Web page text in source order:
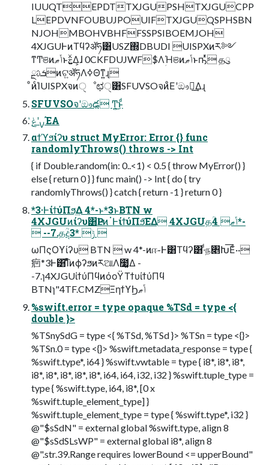
IUUQTEPDTTXJGUPSHTXJGUCPP
LEPDVNFOUBUJPOUIFTXJGUQSPHSBN
NJOHMBOHVBHFFSSPSIBOEMJOH
4XJGUͰͷΤϥʔॲཧ͸USZ΍DBUDI UISPXͷར༻
ͳͲଞͷݴޠͱࣅ͍ͯΔ͕ɺ 0CKFDUJWF$ΛؚΉଞͷݴޠͱҧͬͯ தུ
ܭࢉྔͷଟ͍ॲཧΛߦΘͳ͍ɻ
ͦͷͨΊUISPXจͷੑೳಛੑ͸SFUVSOจͷͦΕʹඖఢ͢Δɻ
SFUVSOจʹඖఢ Ͳ͏͍͏͜ͱͩ
࣮ࡍʹݟͯΈΑ͏
αϯϓϧίʔυ struct MyError: Error {} func
randomlyThrows() throws -> Int
{ if Double.random(in: 0..<1) < 0.5 { throw MyError() }
else { return 0 } } func main() -> Int { do { try
randomlyThrows() } catch { return -1 } return 0 }
*3·ͰίϯύΠϧ͢Δ 4*-ͱ*3ͱBTN w
4XJGUͷίʔυ͸ҎԼͷॱͰίϯύΠϧ͞ΕΔ ‎4XJGUதؒݴޠ 4*-
 ‎--7.தؒදݱ *3 
‎ωΠςΟϒίʔυ BTN  w 4*-ͷஈ֊Ͱ͸Τϥʔ͸·ͩந৅Խ͞Εͨ··
㾎*3Ͱ͸͡ΊͯͦͷϕʔϧͷཪଆΛ೷͚Δ -
-7.ɿ4XJGUίϯύΠϥͷόοΫΤϯυίϯύΠϥ
BTNɿ"4TF.CMZΞηϯϒϦݴޠ
%swift.error = type opaque %TSd = type <{
double }>
%TSnySdG = type <{ %TSd, %TSd }> %TSn = type <{}>
%TSn.0 = type <{}> %swift.metadata_response = type {
%swift.type*, i64 } %swift.vwtable = type { i8*, i8*, i8*,
i8*, i8*, i8*, i8*, i8*, i64, i64, i32, i32 } %swift.tuple_type =
type { %swift.type, i64, i8*, [0 x
%swift.tuple_element_type] }
%swift.tuple_element_type = type { %swift.type*, i32 }
@"$sSdN" = external global %swift.type, align 8
@"$sSdSLsWP" = external global i8*, align 8
@".str.39.Range requires lowerBound <= upperBound"